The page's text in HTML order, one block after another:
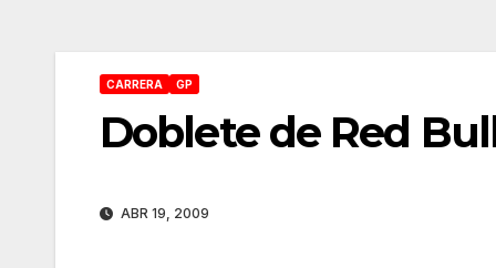
CARRERA GP
Doblete de Red
ABR 19, 2009